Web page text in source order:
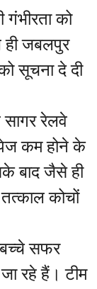
को
ही जबलपुर
सूचना दे दी
सागर रेलवे
कम होने के
बाद जैसे ही
कोचों
बच्चे सफर
रहे हैं। टीम